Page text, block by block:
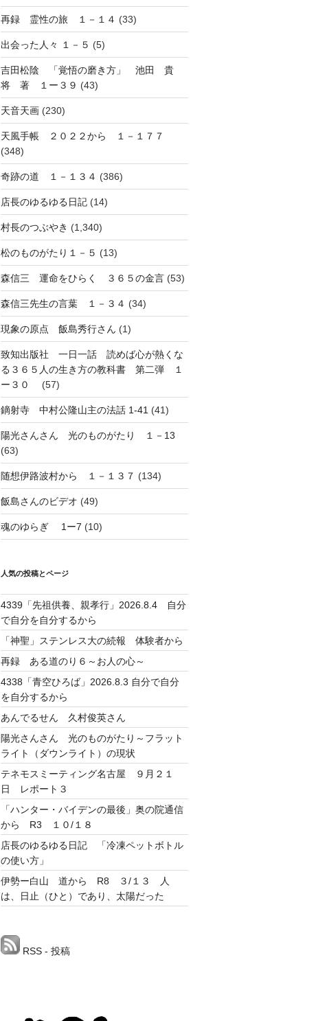
再録 霊性の旅 １－１４ (33)
出会った人々 １－５ (5)
吉田松陰 「覚悟の磨き方」 池田 貴
将 著 １ー３９ (43)
天音天画 (230)
天風手帳 ２０２２から １－１７７
(348)
奇跡の道 １－１３４ (386)
店長のゆるゆる日記 (14)
村長のつぶやき (1,340)
松のものがたり１－５ (13)
森信三 運命をひらく ３６５の金言 (53)
森信三先生の言葉 １－３４ (34)
現象の原点 飯島秀行さん (1)
致知出版社 一日一話 読めば心が熱くな
る３６５人の生き方の教科書 第二弾 １
ー３０
(57)
鏑射寺 中村公隆山主の法話 1-41 (41)
陽光さんさん 光のものがたり １－13
(63)
随想伊路波村から １－１３７ (134)
飯島さんのビデオ (49)
魂のゆらぎ 1ー7 (10)
人気の投稿とページ
4339「先祖供養、親孝行」2026.8.4 自分
で自分を自分するから
「神聖」ステンレス大の続報 体験者から
再録 ある道のり６～お人の心～
4338「青空ひろば」2026.8.3 自分で自分
を自分するから
あんでるせん 久村俊英さん
陽光さんさん 光のものがたり～フラット
ライト（ダウンライト）の現状
テネモスミーティング名古屋 ９月２１
日 レポート３
「ハンター・バイデンの最後」奥の院通信
から R3 １０/１８
店長のゆるゆる日記 「冷凍ペットボトル
の使い方」
伊勢ー白山 道から R8 ３/１３ 人
は、日止（ひと）であり、太陽だった
RSS - 投稿